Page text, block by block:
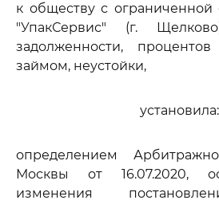
к обществу с ограниченной
"УпакСервис" (г.
задолженности,
займом, неустойки,
установила:
определением
Москвы от 16.07.2020,
изменения